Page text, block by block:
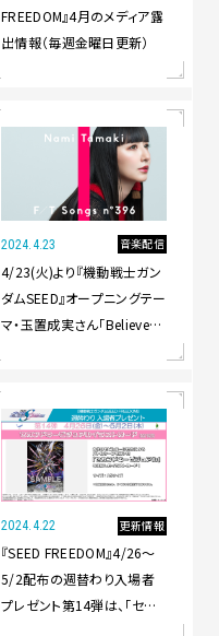
FREEDOM』4月のメディア露
出情報（毎週金曜日更新）
2024.4.23 音楽配信
4/23(火)より『機動戦士ガン
ダムSEED』オープニングテー
マ・玉置成実さん「Believe」
2024.4.22 更新情報
『SEED FREEDOM』4/26～
5/2配布の週替わり入場者
プレゼント第14弾は、「セカ